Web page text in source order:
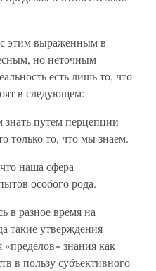
этим выраженным в
но неточным
есть лишь то, что
в следующем:
путем перцепции
только то, что мы знаем.
наша сфера
особого рода.
в разное время на
такие утверждения
знания как
в пользу субъективного